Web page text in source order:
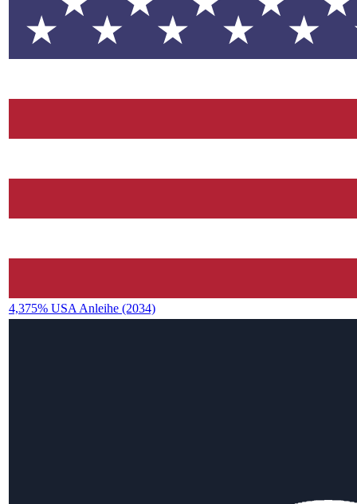
4,375% USA Anleihe (2034)